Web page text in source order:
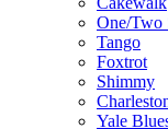
One/Two
Tango
Foxtrot
Shimmy
Yale